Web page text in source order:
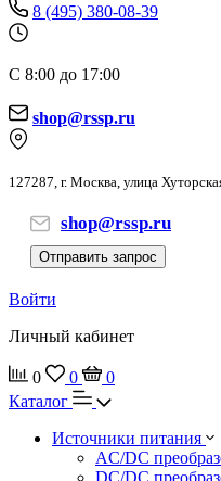
8 (495) 380-08-39
С 8:00 до 17:00
shop@rssp.ru
127287, г. Москва, улица
shop@rssp.ru
Отправить запрос
Войти
Личный кабинет
0 0
0
Каталог
Источники питания
AC/DC
DC/DC